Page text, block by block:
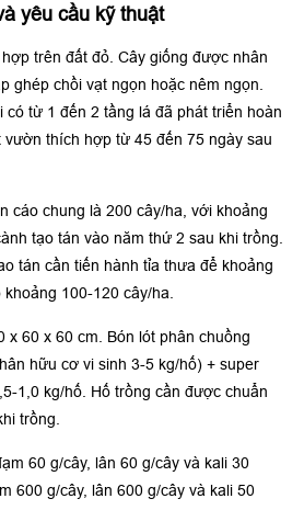
yêu cầu kỹ thuật
trên đất đỏ. Cây giống được nhân
ghép chồi vạt ngọn hoặc nêm ngọn.
có từ 1 đến 2 tầng lá đã phát triển hoàn
vườn thích hợp từ 45 đến 75 ngày sau
cáo chung là 200 cây/ha, với khoảng
tạo tán vào năm thứ 2 sau khi trồng.
tán cần tiến hành tỉa thưa để khoảng
100-120 cây/ha.
x 60 x 60 cm. Bón lót phân chuồng
hữu cơ vi sinh 3-5 kg/hố) + super
1,0 kg/hố. Hố trồng cần được chuẩn
trồng.
60 g/cây, lân 60 g/cây và kali 30
600 g/cây, lân 600 g/cây và kali 50